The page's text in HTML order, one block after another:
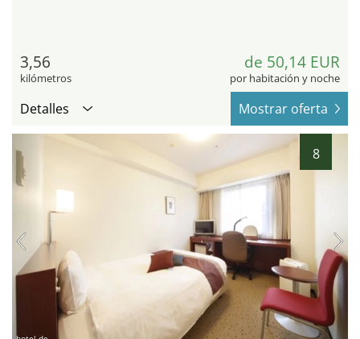
3,56
kilómetros
de 50,14 EUR
por habitación y noche
Detalles Mostrar oferta
8